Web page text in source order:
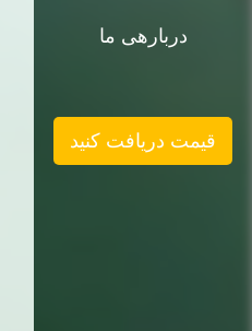
دربارهی ما
قیمت دریافت کنید